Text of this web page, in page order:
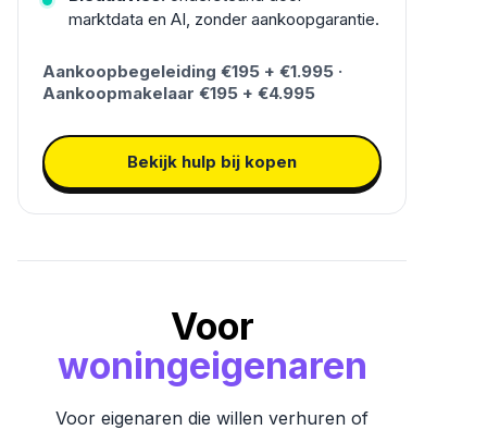
marktdata en AI, zonder aankoopgarantie.
Aankoopbegeleiding €195 + €1.995 ·
Aankoopmakelaar €195 + €4.995
Bekijk hulp bij kopen
Voor
woningeigenaren
Voor eigenaren die willen verhuren of